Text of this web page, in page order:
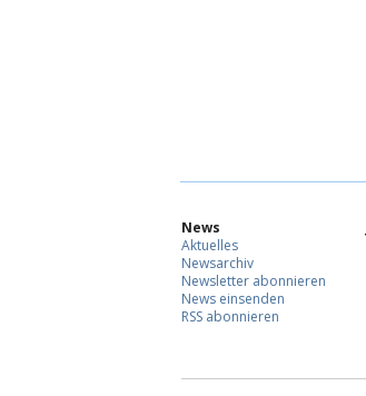
News
Aktuelles
Newsarchiv
Newsletter abonnieren
News einsenden
RSS abonnieren